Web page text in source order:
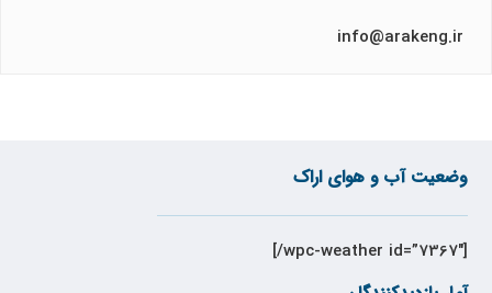
وضعیت آب و هوای اراک
[wpc-weather id=”7367″/]